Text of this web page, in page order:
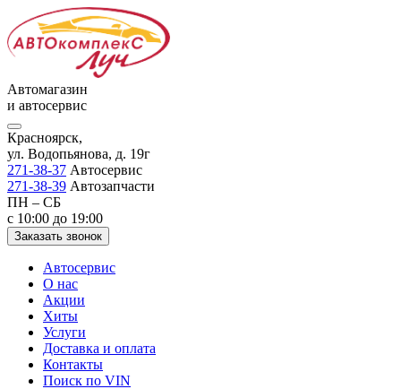
Автомагазин
и автосервис
Красноярск,
ул. Водопьянова, д. 19г
271-38-37 Автосервис
271-38-39 Автозапчасти
ПН – СБ
с 10:00 до 19:00
Заказать звонок
Автосервис
О нас
Акции
Хиты
Услуги
Доставка и оплата
Контакты
Поиск по VIN